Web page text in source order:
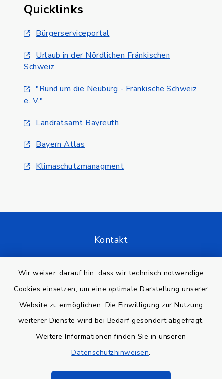
Wir weisen darauf hin, dass wir technisch notwendige
Cookies einsetzen, um eine optimale Darstellung unserer
Website zu ermöglichen. Die Einwilligung zur Nutzung
weiterer Dienste wird bei Bedarf gesondert abgefragt.
Weitere Informationen finden Sie in unseren
Datenschutzhinweisen.
Quicklinks
Bürgerserviceportal
Urlaub in der Nördlichen Fränkischen
Schweiz
"Rund um die Neubürg - Fränkische Schweiz
e. V."
Landratsamt Bayreuth
Bayern Atlas
Klimaschutzmanagment
Kontakt
Datenschutz
Impressum
Sitemap
Cookie-Einstellungen